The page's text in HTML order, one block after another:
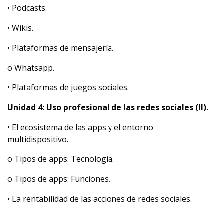
• Podcasts.
• Wikis.
• Plataformas de mensajería.
o Whatsapp.
• Plataformas de juegos sociales.
Unidad 4: Uso profesional de las redes sociales (II).
• El ecosistema de las apps y el entorno
multidispositivo.
o Tipos de apps: Tecnología.
o Tipos de apps: Funciones.
• La rentabilidad de las acciones de redes sociales.